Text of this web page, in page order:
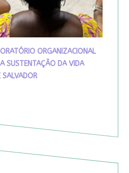
ORGANIZACIONAL
SUSTENTAÇÃO DA VIDA
SALVADOR